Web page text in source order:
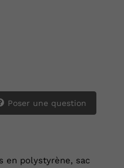
Poser une question
en polystyrène, sac